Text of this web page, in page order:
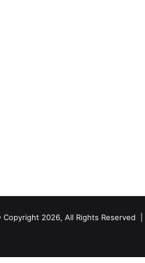
Copyright 2026, All Rights Reserved |